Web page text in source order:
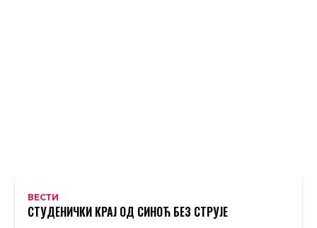
ВЕСТИ
СТУДЕНИЧКИ КРАЈ ОД СИНОЋ БЕЗ СТРУЈЕ